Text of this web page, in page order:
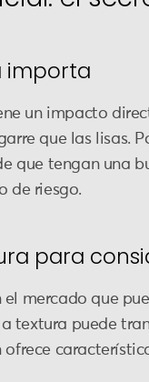
importa
un impacto
que las lisas.
que tengan una
de riesgo.
para
el mercado que
textura puede